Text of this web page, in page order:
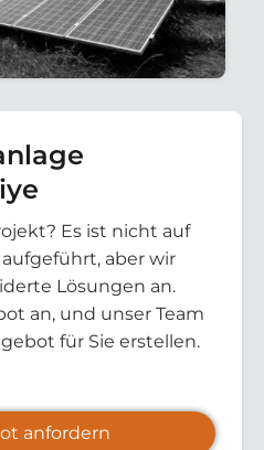
Es ist nicht auf
aber wir
Lösungen an.
an, und unser Team
für Sie erstellen.
anfordern